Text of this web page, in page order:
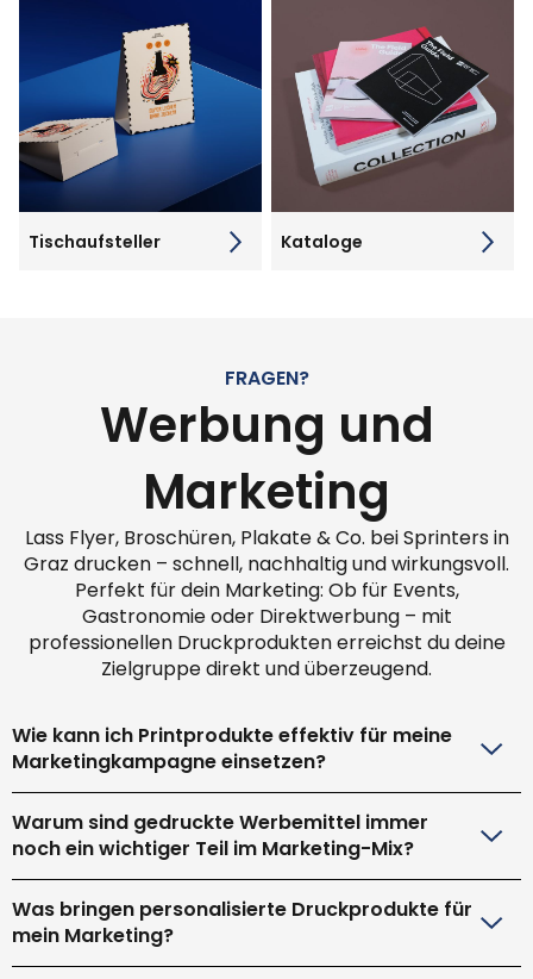
Tischaufsteller Kataloge
FRAGEN?
Werbung und
Marketing
Lass Flyer, Broschüren, Plakate & Co. bei Sprinters in
Graz drucken – schnell, nachhaltig und wirkungsvoll.
Perfekt für dein Marketing: Ob für Events,
Gastronomie oder Direktwerbung – mit
professionellen Druckprodukten erreichst du deine
Zielgruppe direkt und überzeugend.
Wie kann ich Printprodukte effektiv für meine
Marketingkampagne einsetzen?
Warum sind gedruckte Werbemittel immer
noch ein wichtiger Teil im Marketing-Mix?
Was bringen personalisierte Druckprodukte für
mein Marketing?